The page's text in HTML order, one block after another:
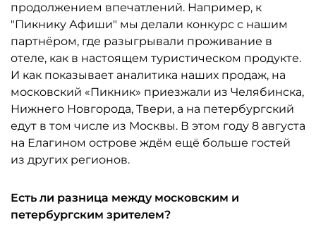
продолжением впечатлений. Например, к
"Пикнику Афиши" мы делали конкурс с нашим
партнёром, где разыгрывали проживание в
отеле, как в настоящем туристическом продукте.
И как показывает аналитика наших продаж, на
московский «Пикник» приезжали из Челябинска,
Нижнего Новгорода, Твери, а на петербургский
едут в том числе из Москвы. В этом году 8 августа
на Елагином острове ждём ещё больше гостей
из других регионов.
Есть ли разница между московским и
петербургским зрителем?